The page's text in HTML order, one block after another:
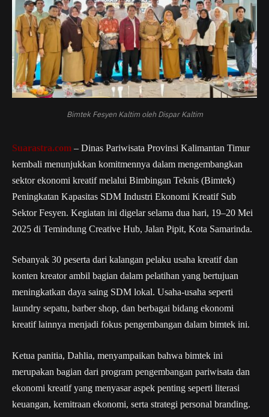
Bimtek Fesyen Kaltim oleh Dispar Kaltim
Suarastra.com – Dinas Pariwisata Provinsi Kalimantan Timur
kembali menunjukkan komitmennya dalam mengembangkan
sektor ekonomi kreatif melalui Bimbingan Teknis (Bimtek)
Peningkatan Kapasitas SDM Industri Ekonomi Kreatif Sub
Sektor Fesyen. Kegiatan ini digelar selama dua hari, 19–20 Mei
2025 di Temindung Creative Hub, Jalan Pipit, Kota Samarinda.
Sebanyak 30 peserta dari kalangan pelaku usaha kreatif dan
konten kreator ambil bagian dalam pelatihan yang bertujuan
meningkatkan daya saing SDM lokal. Usaha-usaha seperti
laundry sepatu, barber shop, dan berbagai bidang ekonomi
kreatif lainnya menjadi fokus pengembangan dalam bimtek ini.
Ketua panitia, Dahlia, menyampaikan bahwa bimtek ini
merupakan bagian dari program pengembangan pariwisata dan
ekonomi kreatif yang menyasar aspek penting seperti literasi
keuangan, kemitraan ekonomi, serta strategi personal branding.